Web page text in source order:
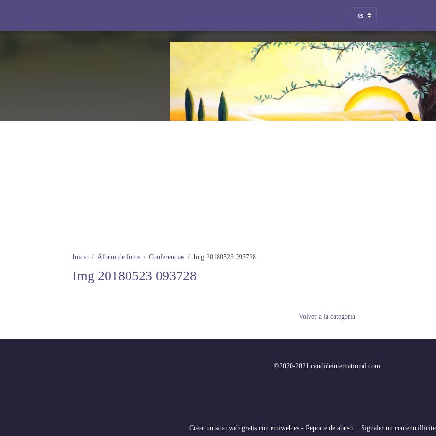
Inicio Álbum de fotos Conferencias Img 20180523 093728
Img 20180523 093728
Volver a la categoría
©2020-2021 candideinternational.com
Crear un sitio web gratis con emiweb.es - Reporte de abuso Signaler un contenu